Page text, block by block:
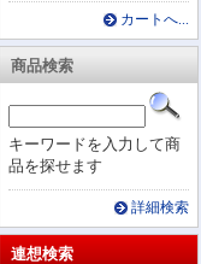
カートへ...
商品検索
キーワードを入力して商
品を探せます
詳細検索
連想検索